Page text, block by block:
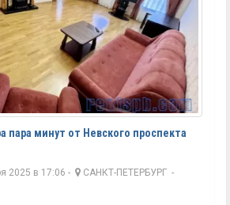
пара минут от Невского проспекта
2025 в 17:06 - САНКТ-ПЕТЕРБУРГ -